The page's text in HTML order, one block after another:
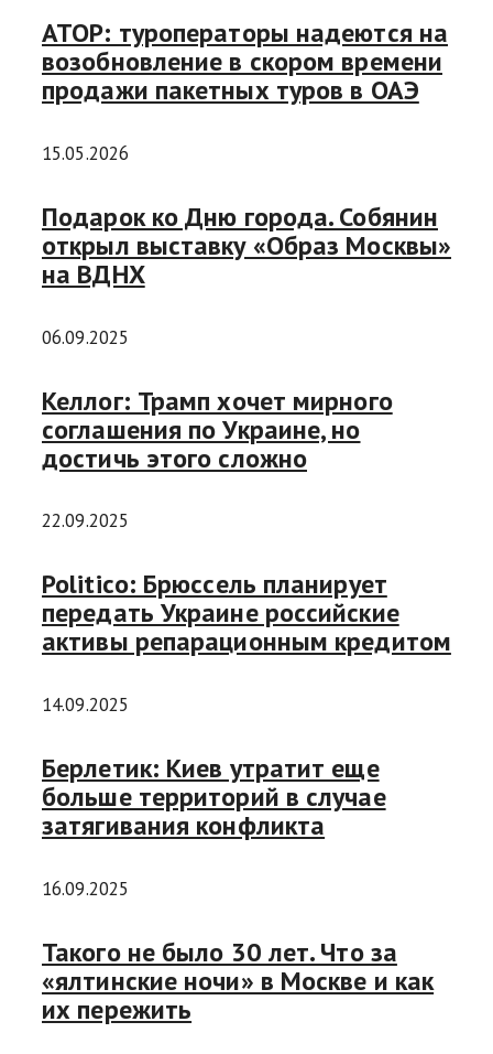
АТОР: туроператоры надеются на
возобновление в скором времени
продажи пакетных туров в ОАЭ
15.05.2026
Подарок ко Дню города. Собянин
открыл выставку «Образ Москвы»
на ВДНХ
06.09.2025
Келлог: Трамп хочет мирного
соглашения по Украине, но
достичь этого сложно
22.09.2025
Politico: Брюссель планирует
передать Украине российские
активы репарационным кредитом
14.09.2025
Берлетик: Киев утратит еще
больше территорий в случае
затягивания конфликта
16.09.2025
Такого не было 30 лет. Что за
«ялтинские ночи» в Москве и как
их пережить